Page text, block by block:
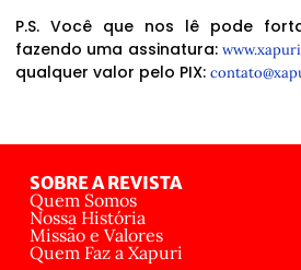
P.S. Você que nos lê pode
fazendo uma assinatura:
qualquer valor pelo PIX:
SOBRE A REVISTA
Quem Somos
Nossa História
Missão e Valores
Quem Faz a Xapuri